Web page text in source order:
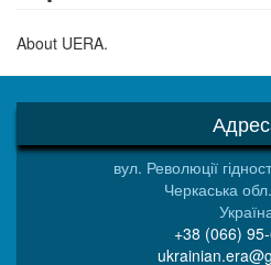
About UERA.
вул. Революції
Черкаська
+38 (066)